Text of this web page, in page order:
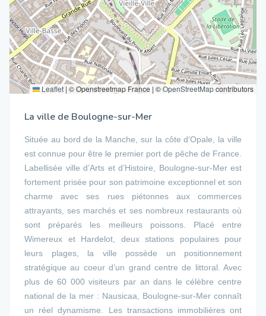
Leaflet | © Openstreetmap France | ©OpenStreetMapcontributors
La ville de Boulogne-sur-Mer
Située au bord de la Manche, sur la côte d’Opale, la ville
est connue pour être le premier port de pêche de France.
Labellisée ville d’Arts et d’Histoire, Boulogne-sur-Mer est
fortement prisée pour son patrimoine exceptionnel et son
charme avec ses rues piétonnes aux commerces
attrayants, ses marchés et ses nombreux restaurants où
sont préparés les meilleurs poissons. Placé entre
Wimereux et Hardelot, deux stations populaires pour
leurs plages, la ville possède un positionnement
stratégique au coeur d’un grand centre de littoral. Avec
plus de 60 000 visiteurs par an dans le célèbre centre
national de la mer : Nausicaa, Boulogne-sur-Mer connaît
un réel dynamisme. Les transactions immobilières ont